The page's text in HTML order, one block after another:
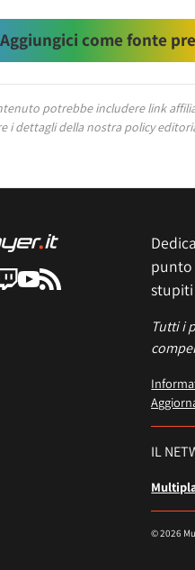
Aggiungici come fonte
potrebbe includere link
i dettagli della nostra policy
punto
Tutti i
IL
© 2026